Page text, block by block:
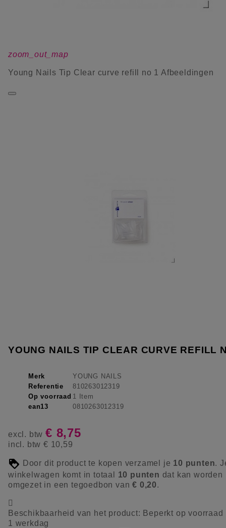
zoom_out_map
Young Nails Tip Clear curve refill no 1 Afbeeldingen
YOUNG NAILS TIP CLEAR CURVE REFILL
Merk
YOUNG NAILS
Referentie
810263012319
Op voorraad 1 Item
ean13
0810263012319
excl. btw € 8,75
incl. btw € 10,59
Door dit product te kopen verzamel je 10 punten.
winkelwagen komt in totaal 10 punten dat kan worden
omgezet in een tegoedbon van€ 0,20.

Beschikbaarheid van het product: Beperkt op voorraad
1 werkdag